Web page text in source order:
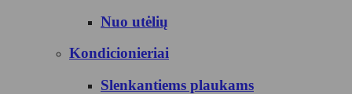
Nuo utėlių
Kondicionieriai
Slenkantiems plaukams